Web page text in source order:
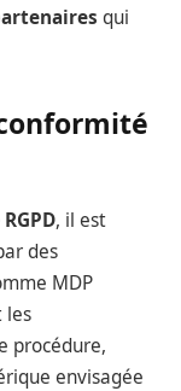
qui
, il est
des
MDP
les
procédure,
envisagée